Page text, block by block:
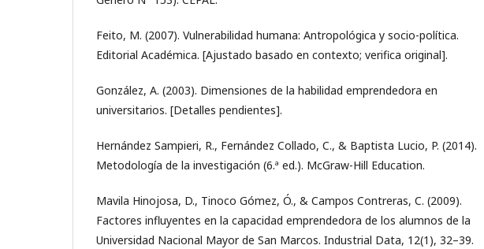
Feito, M. (2007). Vulnerabilidad humana: Antropológica y socio-política.
Editorial Académica. [Ajustado basado en contexto; verifica original].
González, A. (2003). Dimensiones de la habilidad emprendedora en
universitarios. [Detalles pendientes].
Hernández Sampieri, R., Fernández Collado, C., & Baptista Lucio, P. (2014).
Metodología de la investigación (6.ª ed.). McGraw-Hill Education.
Mavila Hinojosa, D., Tinoco Gómez, Ó., & Campos Contreras, C. (2009).
Factores influyentes en la capacidad emprendedora de los alumnos de la
Universidad Nacional Mayor de San Marcos. Industrial Data, 12(1), 32–39.